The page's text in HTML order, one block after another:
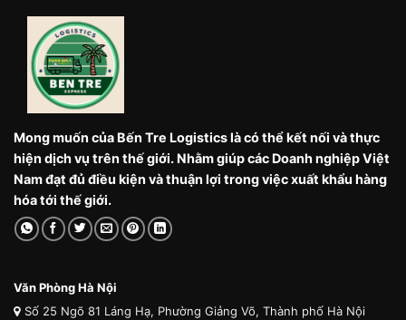
Mong muốn của Bến Tre Logistics là có thể kết nối và thực
hiện dịch vụ trên thế giới. Nhằm giúp các Doanh nghiệp Việt
Nam đạt đủ điều kiện và thuận lợi trong việc xuất khẩu hàng
hóa tới thế giới.
Văn Phòng Hà Nội
Số 25 Ngõ 81 Láng Hạ, Phường Giảng Võ, Thành phố Hà Nội